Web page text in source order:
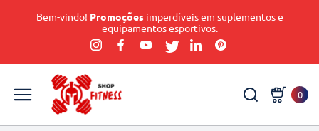
Bem-vindo! Promoçõesimperdíveis em suplementos e
equipamentos esportivos.
0